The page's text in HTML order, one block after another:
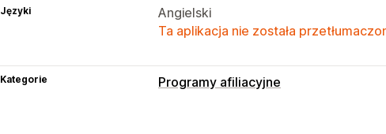
Języki
Angielski
Ta aplikacja nie została
Kategorie Programy afiliacyjne